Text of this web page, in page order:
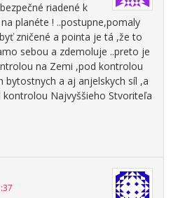
riadené k
planéte ! ..postupne,pomaly
zničené a pointa je tá ,že to
sebou a zdemoluje ..preto je
na Zemi ,pod kontrolou
bytostnych a aj anjelskych síl ,a
Najvyššieho Stvoriteľa